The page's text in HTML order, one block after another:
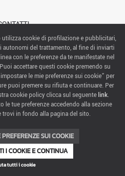
US
SpA All rights reserved
155, 47921 Rimini,
P.I e n. Reg. Imprese 00139440408, Capitale Sociale
i.v.
cookie di profilazione e pubblicitari,
del trattamento, al fine di inviarti
con le preferenze da te manifestate nel
accettare questi cookie premendo su
le mie preferenze sui cookie” per
puoi premere su rifiuta e continuare. Per
cookie policy clicca sul seguente link.
le tue preferenze accedendo alla sezione
trovi in fondo alla pagina del sito.
SUI COOKIE
I COOKIE E CONTINUA
tutti i cookie